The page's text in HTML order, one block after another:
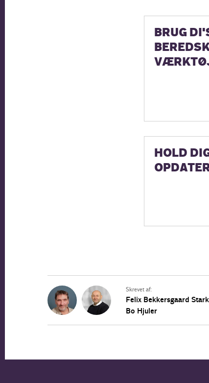
BRUG
HOLD
Skrevet af:
Felix Bekkersgaard Stark
Bo Hjuler